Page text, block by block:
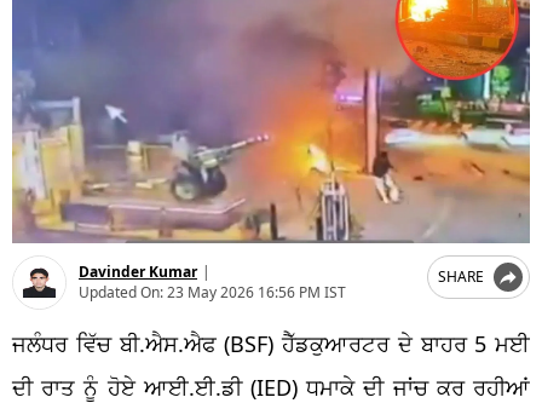
Davinder Kumar |
Updated On:23 May 2026 16:56 PM IST
SHARE
ਜਲੰਧਰ ਵਿੱਚ ਬੀ.ਐਸ.ਐਫ (BSF) ਹੈੱਡਕੁਆਰਟਰ ਦੇ ਬਾਹਰ 5 ਮਈ
ਦੀ ਰਾਤ ਨੂੰ ਹੋਏ ਆਈ.ਈ.ਡੀ (IED) ਧਮਾਕੇ ਦੀ ਜਾਂਚ ਕਰ ਰਹੀਆਂ